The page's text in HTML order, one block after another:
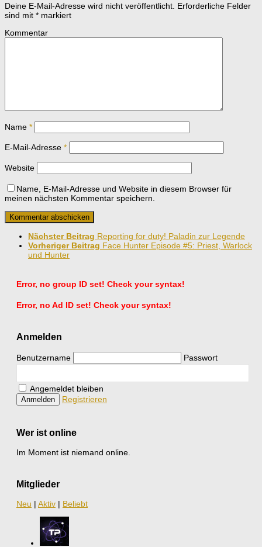
Deine E-Mail-Adresse wird nicht veröffentlicht. Erforderliche Felder
sind mit * markiert
Kommentar
Name *
E-Mail-Adresse *
Website
Name, E-Mail-Adresse und Website in diesem Browser für
meinen nächsten Kommentar speichern.
Nächster Beitrag Reporting for duty! Paladin zur Legende
Vorheriger Beitrag Face Hunter Episode #5: Priest, Warlock
und Hunter
Error, no group ID set! Check your syntax!
Error, no Ad ID set! Check your syntax!
Anmelden
Benutzername Passwort
Angemeldet bleiben
Registrieren
Wer ist online
Im Moment ist niemand online.
Mitglieder
Neu | Aktiv | Beliebt